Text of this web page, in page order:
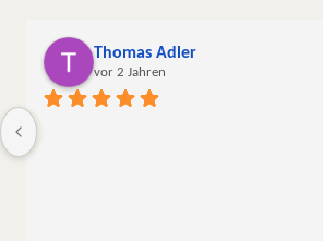
Andrea Keinath
vor 2 Jahren